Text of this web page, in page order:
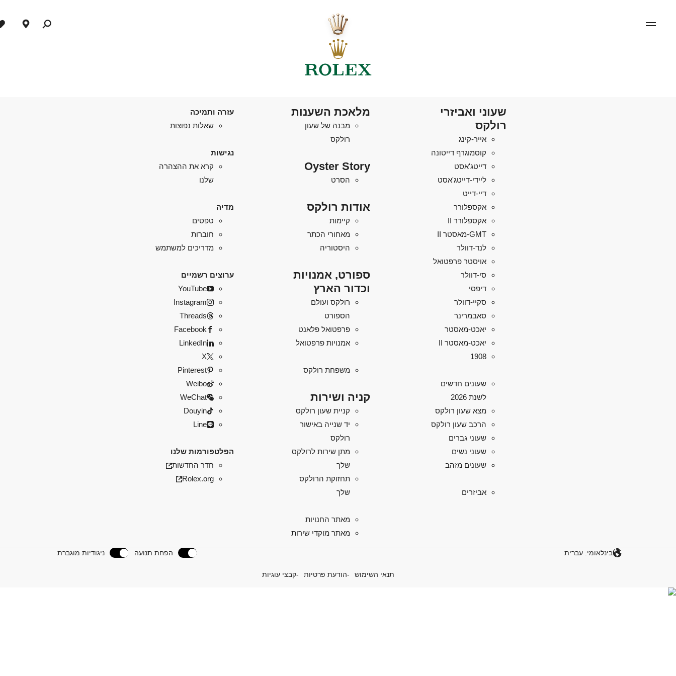
שעוני ואביזרי
רולקס
אייר-קינג
קוסמוגרף דייטונה
דייטג'אסט
ליידי-דייטג'אסט
דיי-דייט
אקספלורר
אקספלורר II
GMT-מאסטר II
לנד-דוולר
אויסטר פרפטואל
סי-דוולר
דיפסי
סקיי-דוולר
סאבמרינר
יאכט-מאסטר
יאכט-מאסטר II
1908
שעונים חדשים
לשנת 2026
מצא שעון רולקס
הרכב שעון רולקס
שעוני גברים
שעוני נשים
שעונים מזהב
אביזרים
מלאכת השענות
מבנה של שעון
רולקס
Oyster Story
הסרט
אודות רולקס
קיימות
מאחורי הכתר
היסטוריה
ספורט, אמנויות
וכדור הארץ
רולקס ועולם
הספורט
פרפטואל פלאנט
אמנויות פרפטואל
משפחת רולקס
קניה ושירות
קניית שעון רולקס
יד שנייה באישור
רולקס
מתן שירות לרולקס
שלך
תחזוקת הרולקס
שלך
מאתר החנויות
מאתר מוקדי שירות
עזרה ותמיכה
שאלות נפוצות
נגישות
קרא את ההצהרה
שלנו
מדיה
טפטים
חוברות
מדריכים למשתמש
ערוצים רשמיים
YouTube
Instagram
Threads
Facebook
LinkedIn
X
Pinterest
Weibo
WeChat
Douyin
Line
הפלטפורמות שלנו
חדר החדשות
Rolex.org
בינלאומי: עברית הפחת תנועה ניגודיות מוגברת
תנאי השימוש הודעת פרטיות קבצי עוגיות